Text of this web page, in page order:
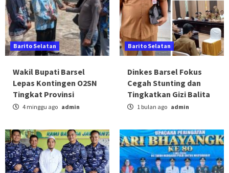
Barito Selatan
Wakil Bupati Barsel
Lepas Kontingen O2SN
Tingkat Provinsi
4 minggu ago admin
Barito Selatan
Dinkes Barsel Fokus
Cegah Stunting dan
Tingkatkan Gizi Balita
1 bulan ago admin